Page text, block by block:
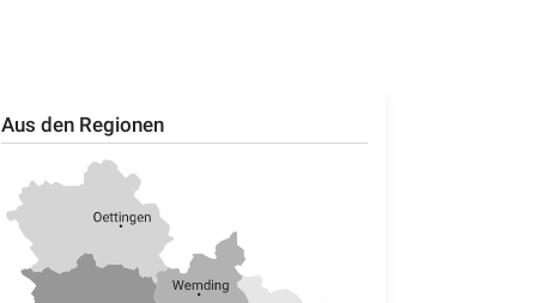
Aus den Regionen